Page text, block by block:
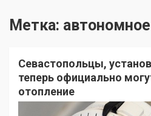
Метка:
Севастопольцы,
теперь официально
отопление